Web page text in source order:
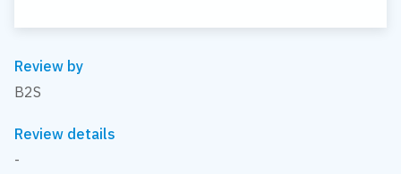
Review by
B2S
Review details
-